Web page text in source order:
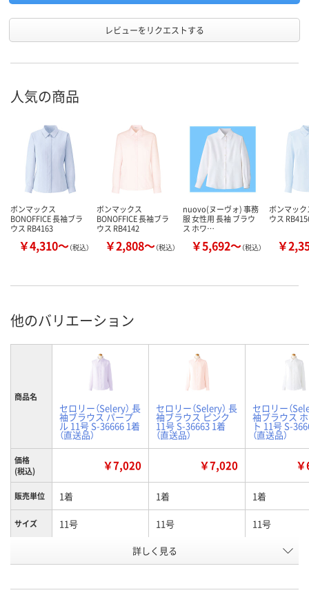
レビューをリクエストする
人気の商品
ボンマックス
BONOFFICE 長袖ブラ
ウス RB4163
￥4,310～（税込）
ボンマックス
BONOFFICE 長袖ブラ
ウス RB4142
￥2,808～（税込）
nuovo(ヌーヴォ) 事務
服 女性用 長袖 ブラウ
ス ホワ…
￥5,692～（税込）
ボンマッ
ウス
￥
他のバリエーション
商品名
セロリー（Selery） 長
袖ブラウス パープ
ル 11号 S-36666 1着
（直送品）
セロリー（Selery） 長
袖ブラウス ピンク
11号 S-36663 1着
（直送品）
セロリー（
袖ブラウス
ト 11号 S-
（直送品）
価格
(税込)
￥7,020 ￥7,020
販売単位 1着 1着 1着
サイズ 11号 11号 11号
ピンク ホワイト
号
詳しく見る